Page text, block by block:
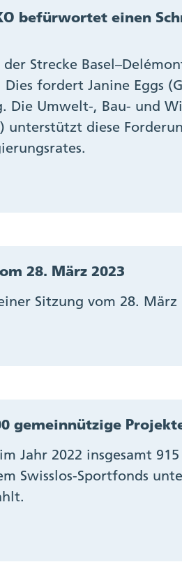
befürwortet einen
Strecke
fordert Janine Eggs
Die Umwelt-, Bau- und
unterstützt diese
28. März 2023
Sitzung vom 28. März
gemeinnützige
Jahr 2022 insgesamt
Swisslos-Sportfonds